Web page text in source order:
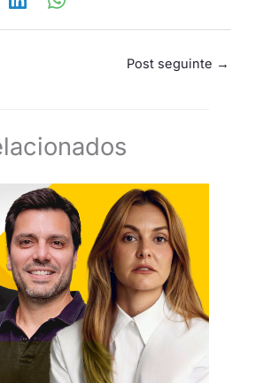
Post seguinte →